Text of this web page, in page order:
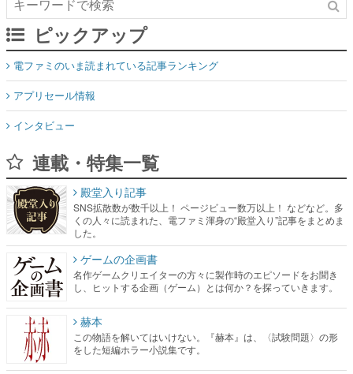
ピックアップ
電ファミのいま読まれている記事ランキング
アプリセール情報
インタビュー
連載・特集一覧
殿堂入り記事
SNS拡散数が数千以上！ ページビュー数万以上！ などなど。多
くの人々に読まれた、電ファミ渾身の“殿堂入り”記事をまとめま
した。
ゲームの企画書
名作ゲームクリエイターの方々に製作時のエピソードをお聞き
し、ヒットする企画（ゲーム）とは何か？を探っていきます。
赫本
この物語を解いてはいけない。『赫本』は、〈試験問題〉の形
をした短編ホラー小説集です。